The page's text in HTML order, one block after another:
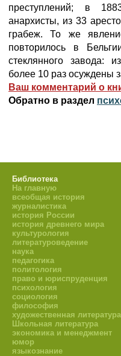
преступлений; в
анархисты, из 33
грабеж. То же
повторилось в
стеклянного завода:
более 10 раз осуждены
Ваш комментарий о
Обратно в раздел
Библиотека
На главную
всеобщая история
журналистика
история России
история древнего мира
культурология
литературоведение
наука
педагогика
политология
право и юриспруденция
психология
социология
философия
художественная литература
Школьная литература
экономика и менеджмент
юмор
языкознание